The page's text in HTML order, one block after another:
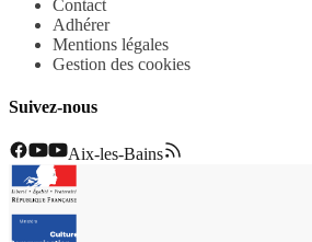
Contact
Adhérer
Mentions légales
Gestion des cookies
Suivez-nous
Aix-les-Bains